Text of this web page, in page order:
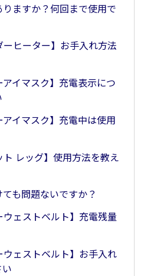
ますか？何回まで使用で
ーヒーター】お手入れ方法
アイマスク】充電表示につ
アイマスク】充電中は使用
ト レッグ】使用方法を教え
も問題ないですか？
ウェストベルト】充電残量
ウェストベルト】お手入れ